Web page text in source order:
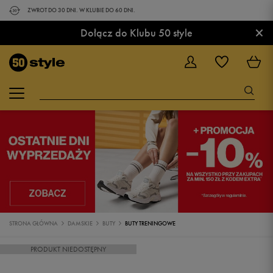
ZWROT DO 30 DNI. W KLUBIE DO 60 DNI.
Dołącz do Klubu 50 style ×
STRONA GŁÓWNA DAMSKIE BUTY BUTY TRENINGOWE
PRODUKT NIEDOSTĘPNY